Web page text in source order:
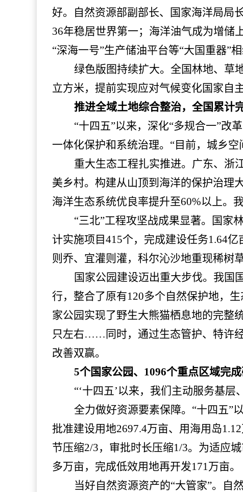
好。自然资源部副部长、国家海洋局局
36年稳居世界第一；海洋油气成为增储
“深海一号”生产储油平台等“大国重器”相
绿色版图持续扩大。全国林地、草
立方米，提前实现应对气候变化国家自
推进全域土地综合整治，全国累计
“十四五”以来，深化“多规合一”改
一体化保护和系统治理。“目前，城乡空
重大生态工程扎实推进。广东、浙
美乡村。构建从山顶到海洋的保护治理
海洋生态系统优良率提升至60%以上。
“三北”工程攻坚战成果显著。国家
计实施项目415个，完成建设任务1.64
则乔、宜灌则灌，科尔沁沙地重现稀树
国家公园建设迈出重大步伐。我国
行，整合了原有120多个自然保护地，
家公园实现了野生大熊猫栖息地的完整
只左右……同时，通过生态管护、特许
改善双赢。
5个国家公园、1096个重点区域完
“‘十四五’以来，我们主动服务基
全力做好资源要素保障。 “十四五”
批准建设用地2697.4万亩、用海用岛
节压缩2/3，审批时长压缩1/3。为适应
多万亩，完成低效用地再开发171万亩。
当好自然资源资产的“大管家”。自